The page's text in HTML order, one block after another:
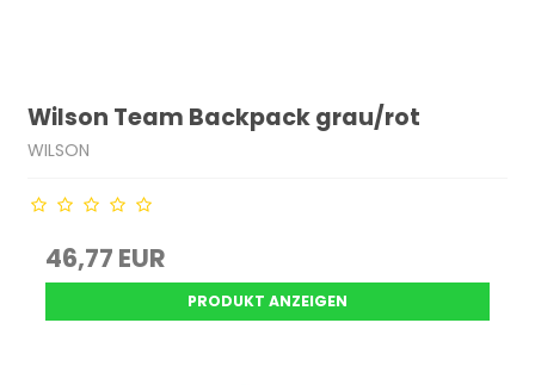
Wilson Team Backpack grau/rot
WILSON
46,77 EUR
PRODUKT ANZEIGEN